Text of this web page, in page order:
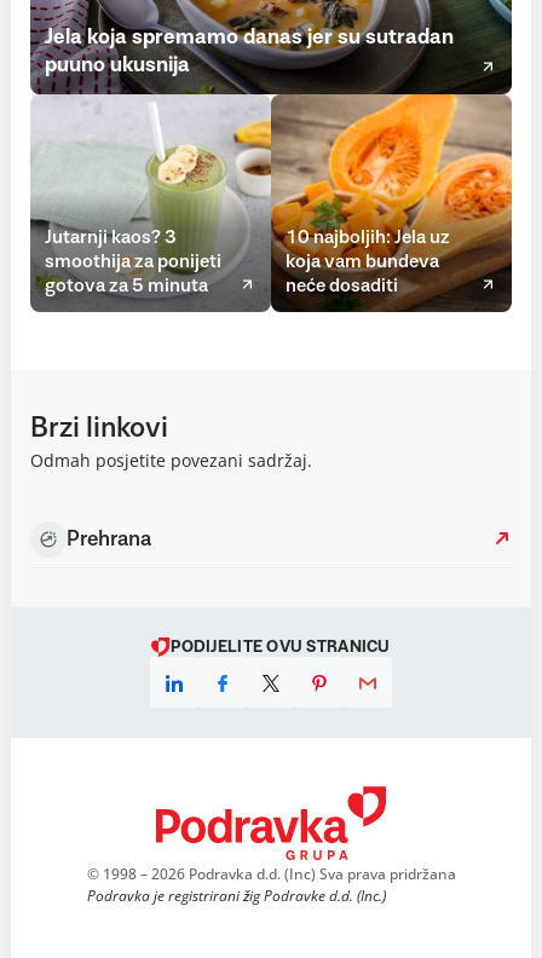
Jela koja spremamo danas jer su sutradan
puuno ukusnija
Jutarnji kaos? 3
smoothija za ponijeti
gotova za 5 minuta
10 najboljih: Jela uz
koja vam bundeva
neće dosaditi
Brzi linkovi
Odmah posjetite povezani sadržaj.
Prehrana
PODIJELITE OVU STRANICU
© 1998 – 2026 Podravka d.d. (Inc) Sva prava pridržana
Podravka je registrirani žig Podravke d.d. (Inc.)